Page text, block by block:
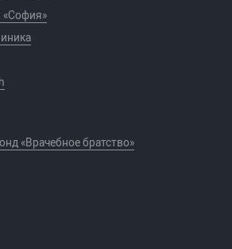
«София»
«Врачебное братство»